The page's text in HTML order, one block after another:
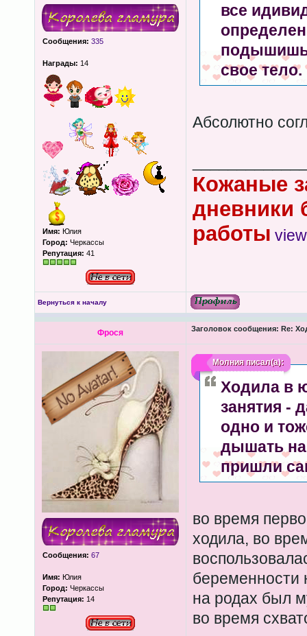
Сообщения: 335
Награды: 14
Имя: Юлия
Город: Черкассы
Репутация: 41
все
свое тело.
Абсолютно
Кожаные
дневники
работы
Вернуться к началу
Фрося Заголовок сообщения: Re:
Сообщения: 67
Имя: Юлия
Город: Черкассы
Репутация: 14
Молнияписал(а):
Ходила в
занятия -
одно и
дышать
пришли
во время
ходила, во
беременности
на родах был
во время